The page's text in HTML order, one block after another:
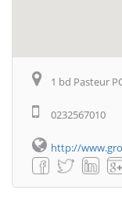
1 bd Pasteur
0232567010
http://